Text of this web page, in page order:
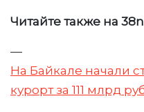
Читайте также на
—
На Байкале начали
курорт за 111 млрд